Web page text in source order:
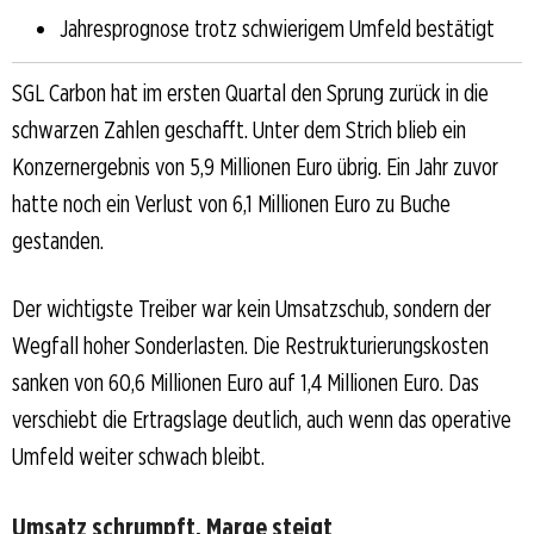
Jahresprognose trotz schwierigem Umfeld bestätigt
SGL Carbon hat im ersten Quartal den Sprung zurück in die
schwarzen Zahlen geschafft. Unter dem Strich blieb ein
Konzernergebnis von 5,9 Millionen Euro übrig. Ein Jahr zuvor
hatte noch ein Verlust von 6,1 Millionen Euro zu Buche
gestanden.
Der wichtigste Treiber war kein Umsatzschub, sondern der
Wegfall hoher Sonderlasten. Die Restrukturierungskosten
sanken von 60,6 Millionen Euro auf 1,4 Millionen Euro. Das
verschiebt die Ertragslage deutlich, auch wenn das operative
Umfeld weiter schwach bleibt.
Umsatz schrumpft, Marge steigt